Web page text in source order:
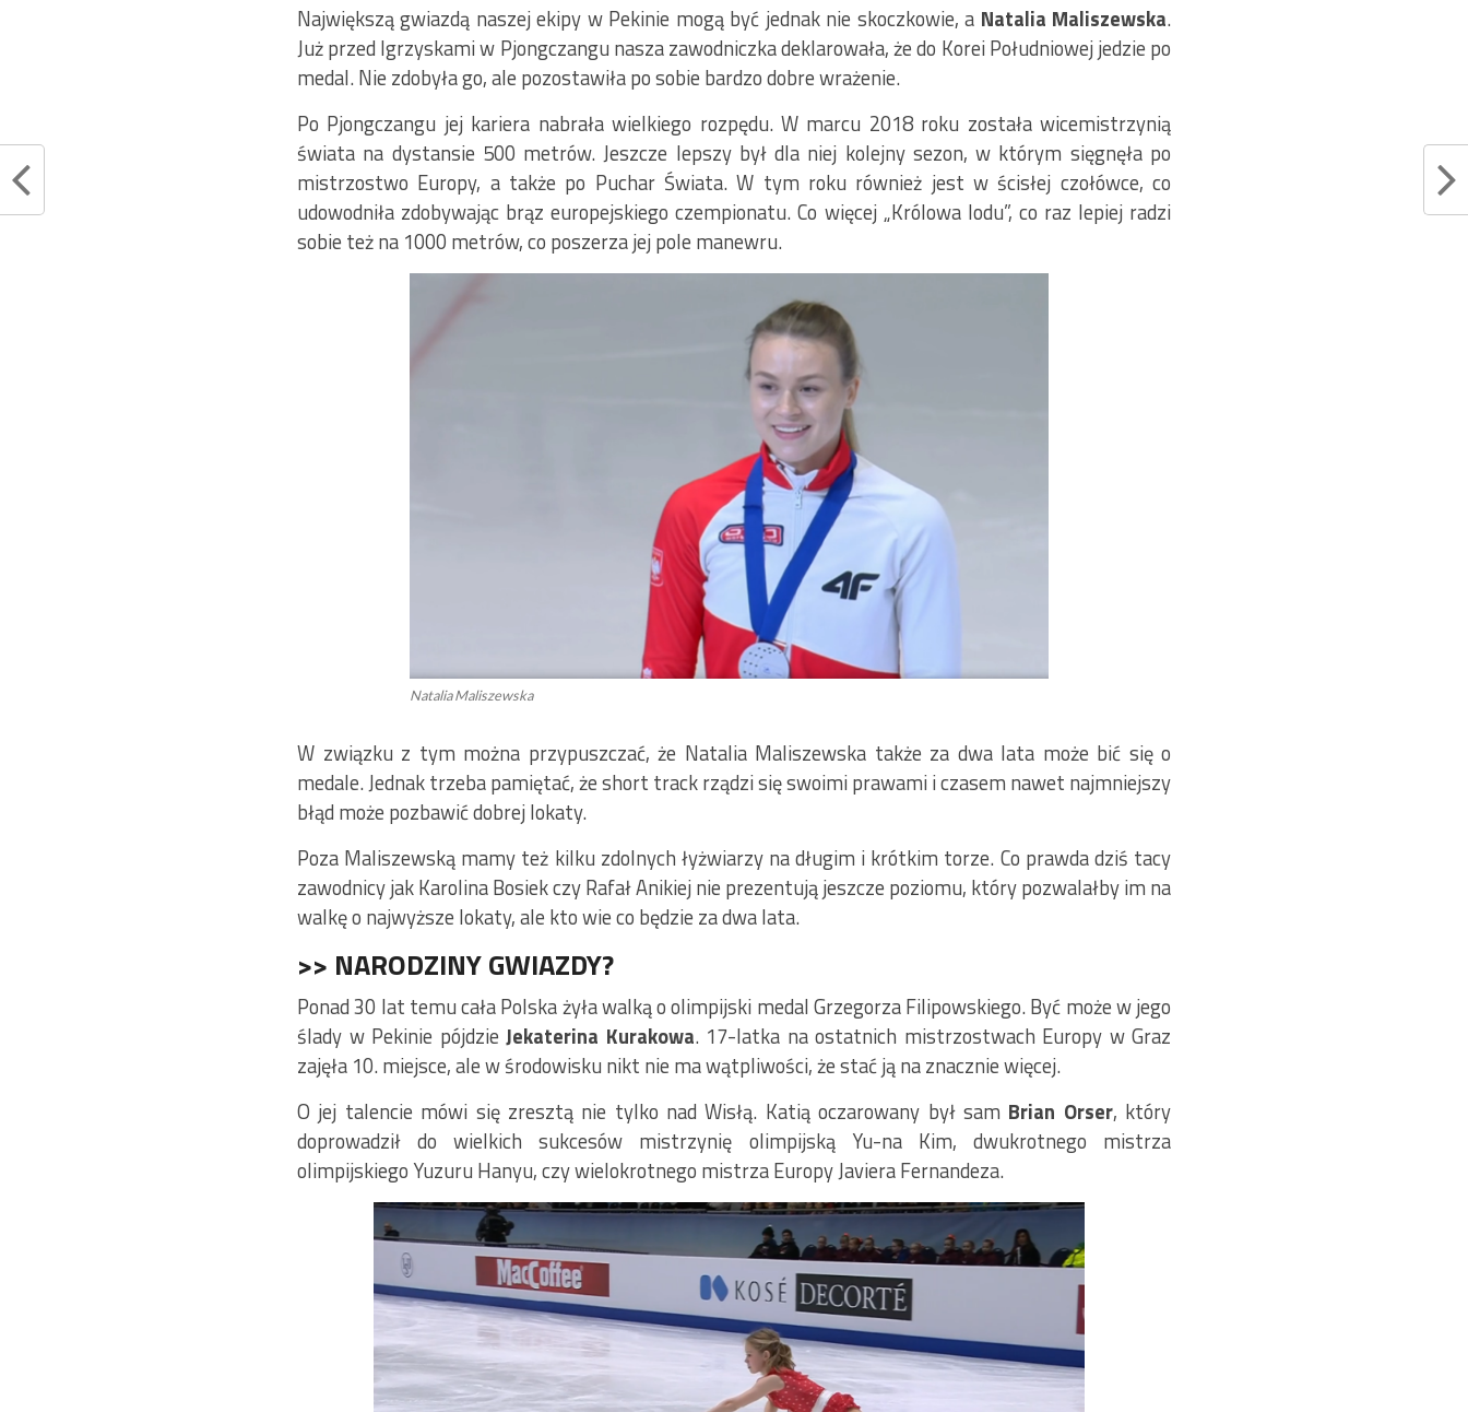
Największą gwiazdą naszej ekipy w Pekinie mogą być jednak nie skoczkowie, a Natalia Maliszewska.
Już przed Igrzyskami w Pjongczangu nasza zawodniczka deklarowała, że do Korei Południowej jedzie po
medal. Nie zdobyła go, ale pozostawiła po sobie bardzo dobre wrażenie.
Po Pjongczangu jej kariera nabrała wielkiego rozpędu. W marcu 2018 roku została wicemistrzynią
świata na dystansie 500 metrów. Jeszcze lepszy był dla niej kolejny sezon, w którym sięgnęła po
mistrzostwo Europy, a także po Puchar Świata. W tym roku również jest w ścisłej czołówce, co
udowodniła zdobywając brąz europejskiego czempionatu. Co więcej „Królowa lodu”, co raz lepiej radzi
sobie też na 1000 metrów, co poszerza jej pole manewru.
Natalia Maliszewska
W związku z tym można przypuszczać, że Natalia Maliszewska także za dwa lata może bić się o
medale. Jednak trzeba pamiętać, że short track rządzi się swoimi prawami i czasem nawet najmniejszy
błąd może pozbawić dobrej lokaty.
Poza Maliszewską mamy też kilku zdolnych łyżwiarzy na długim i krótkim torze. Co prawda dziś tacy
zawodnicy jak Karolina Bosiek czy Rafał Anikiej nie prezentują jeszcze poziomu, który pozwalałby im na
walkę o najwyższe lokaty, ale kto wie co będzie za dwa lata.
>> NARODZINY GWIAZDY?
Ponad 30 lat temu cała Polska żyła walką o olimpijski medal Grzegorza Filipowskiego. Być może w jego
ślady w Pekinie pójdzie Jekaterina Kurakowa. 17-latka na ostatnich mistrzostwach Europy w Graz
zajęła 10. miejsce, ale w środowisku nikt nie ma wątpliwości, że stać ją na znacznie więcej.
O jej talencie mówi się zresztą nie tylko nad Wisłą. Katią oczarowany był sam Brian Orser, który
doprowadził do wielkich sukcesów mistrzynię olimpijską Yu-na Kim, dwukrotnego mistrza
olimpijskiego Yuzuru Hanyu, czy wielokrotnego mistrza Europy Javiera Fernandeza.